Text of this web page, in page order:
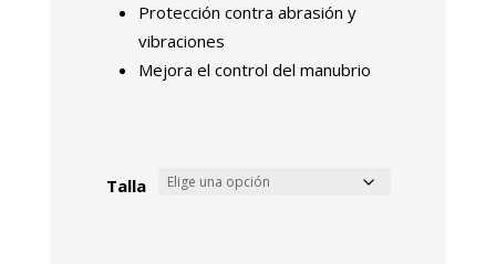
Protección contra abrasión y
vibraciones
Mejora el control del manubrio
Talla